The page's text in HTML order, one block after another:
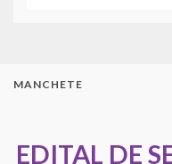
MANCHETE
EDITAL DE